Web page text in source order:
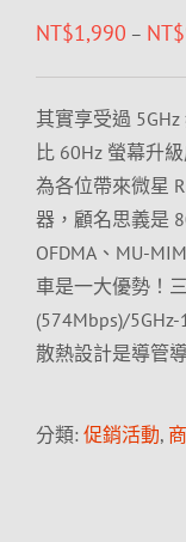
NT$1,990 – NT$
其實享受過
比 60Hz 螢幕升
為各位帶來微星
器，顧名思義是
OFDMA、MU-
車是一大優勢！
(574Mbps)/
散熱設計是導管
分類: 促銷活動,